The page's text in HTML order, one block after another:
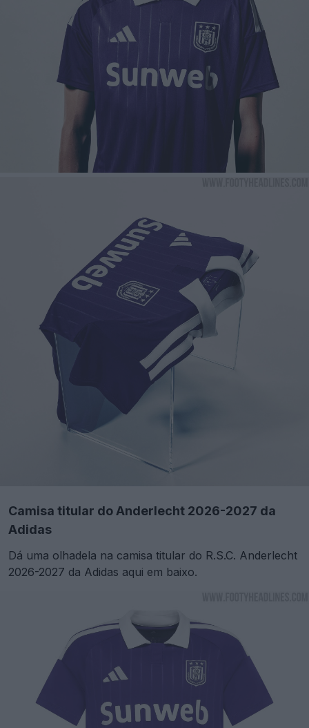
Camisa titular do Anderlecht 2026-2027 da
Adidas
Dá uma olhadela na camisa titular do R.S.C. Anderlecht
2026-2027 da Adidas aqui em baixo.